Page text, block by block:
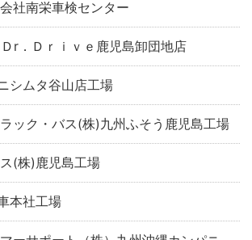
社南栄車検センター
r．Ｄｒｉｖｅ鹿児島卸団地店
シムタ谷山店工場
ック・バス(株)九州ふそう鹿児島工場
(株)鹿児島工場
本社工場